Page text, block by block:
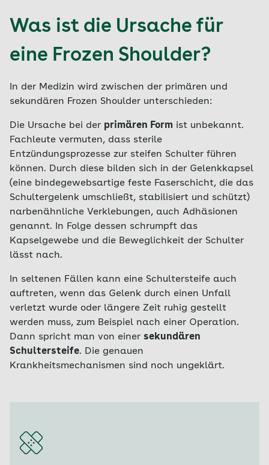
Was ist die Ursache für
eine Frozen Shoulder?
In der Medizin wird zwischen der primären und
sekundären Frozen Shoulder unterschieden:
Die Ursache bei der primären Form ist unbekannt.
Fachleute vermuten, dass sterile
Entzündungsprozesse zur steifen Schulter führen
können. Durch diese bilden sich in der Gelenkkapsel
(eine bindegewebsartige feste Faserschicht, die das
Schultergelenk umschließt, stabilisiert und schützt)
narbenähnliche Verklebungen, auch Adhäsionen
genannt. In Folge dessen schrumpft das
Kapselgewebe und die Beweglichkeit der Schulter
lässt nach.
In seltenen Fällen kann eine Schultersteife auch
auftreten, wenn das Gelenk durch einen Unfall
verletzt wurde oder längere Zeit ruhig gestellt
werden muss, zum Beispiel nach einer Operation.
Dann spricht man von einer sekundären
Schultersteife. Die genauen
Krankheitsmechanismen sind noch ungeklärt.